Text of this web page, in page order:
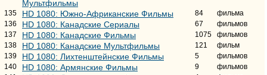
Мультфильмы
135 HD 1080: Южно-Африканские Фильмы 84
фильма
136
HD 1080: Канадские Сериалы 67
фильмов
137
HD 1080: Канадские Фильмы 1075
фильмов
138
HD 1080: Канадские Мультфильмы 121
фильм
139
HD 1080: Лихтенштейнские Фильмы 5
фильмов
140
HD 1080: Армянские Фильмы 9
фильмов